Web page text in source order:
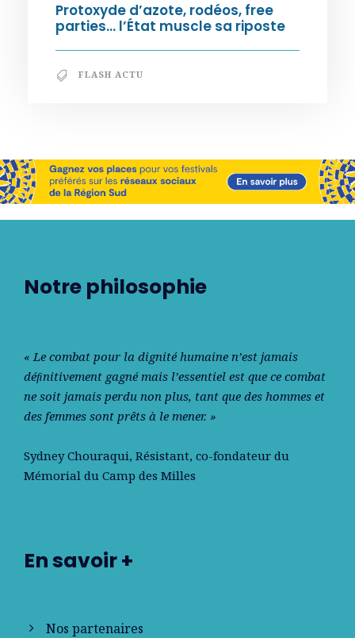
Protoxyde d’azote, rodéos, free
parties… l’État muscle sa riposte
FLASH ACTU
Notre philosophie
« Le combat pour la dignité humaine n’est jamais
déﬁnitivement gagné mais l’essentiel est que ce combat
ne soit jamais perdu non plus, tant que des hommes et
des femmes sont prêts à le mener. »
Sydney Chouraqui, Résistant, co-fondateur du
Mémorial du Camp des Milles
En savoir +
Nos partenaires